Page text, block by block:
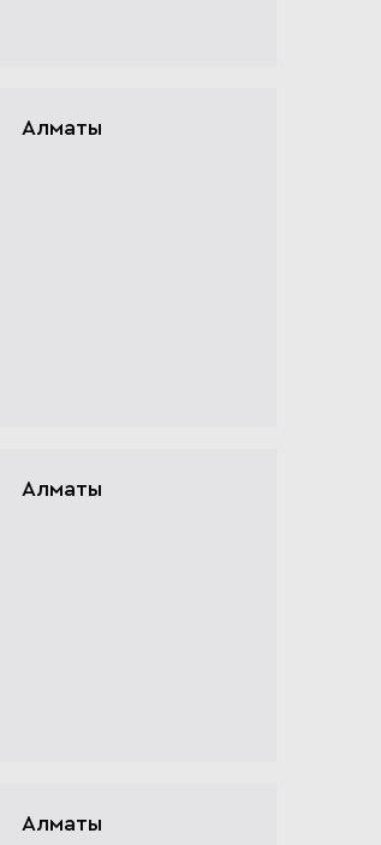
Алматы
Алматы
Алматы